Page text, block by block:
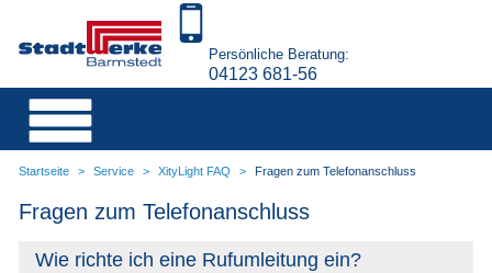
Persönliche Beratung:
04123 681-56
Startseite > Service > XityLight FAQ > Fragen zum Telefonanschluss
Fragen zum Telefonanschluss
Wie richte ich eine Rufumleitung ein?